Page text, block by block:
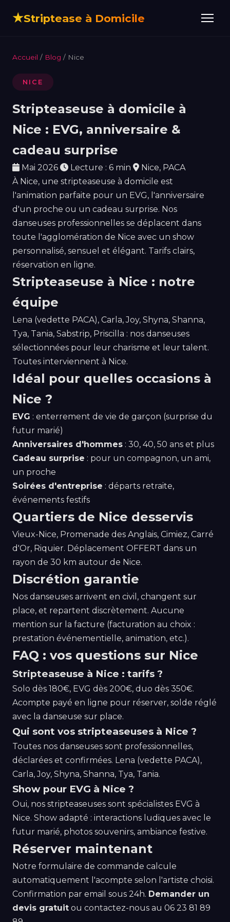
★Striptease à Domicile
Accueil / Blog / Nice
NICE
Stripteaseuse à domicile à
Nice : EVG, anniversaire &
cadeau surprise
Mai 2026 Lecture : 6 min
Nice, PACA
À Nice, une stripteaseuse à domicile est
l'animation parfaite pour un EVG, l'anniversaire
d'un proche ou un cadeau surprise. Nos
danseuses professionnelles se déplacent dans
toute l'agglomération de Nice avec un show
personnalisé, sensuel et élégant. Tarifs clairs,
réservation en ligne.
Stripteaseuse à Nice : notre
équipe
Lena (vedette PACA), Carla, Joy, Shyna, Shanna,
Tya, Tania, Sabstrip, Priscilla : nos danseuses
sélectionnées pour leur charisme et leur talent.
Toutes interviennent à Nice.
Idéal pour quelles occasions à
Nice ?
EVG : enterrement de vie de garçon (surprise du
futur marié)
Anniversaires d'hommes : 30, 40, 50 ans et plus
Cadeau surprise : pour un compagnon, un ami,
un proche
Soirées d'entreprise : départs retraite,
événements festifs
Quartiers de Nice desservis
Vieux-Nice, Promenade des Anglais, Cimiez, Carré
d'Or, Riquier. Déplacement OFFERT dans un
rayon de 30 km autour de Nice.
Discrétion garantie
Nos danseuses arrivent en civil, changent sur
place, et repartent discrètement. Aucune
mention sur la facture (facturation au choix :
prestation événementielle, animation, etc.).
FAQ : vos questions sur Nice
Stripteaseuse à Nice : tarifs ?
Solo dès 180€, EVG dès 200€, duo dès 350€.
Acompte payé en ligne pour réserver, solde réglé
avec la danseuse sur place.
Qui sont vos stripteaseuses à Nice ?
Toutes nos danseuses sont professionnelles,
déclarées et confirmées. Lena (vedette PACA),
Carla, Joy, Shyna, Shanna, Tya, Tania.
Show pour EVG à Nice ?
Oui, nos stripteaseuses sont spécialistes EVG à
Nice. Show adapté : interactions ludiques avec le
futur marié, photos souvenirs, ambiance festive.
Réserver maintenant
Notre formulaire de commande calcule
automatiquement l'acompte selon l'artiste choisi.
Confirmation par email sous 24h. Demander un
devis gratuit ou contactez-nous au 06 23 81 89